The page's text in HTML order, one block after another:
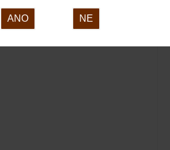
OD PANA JIRSY
ANO NE